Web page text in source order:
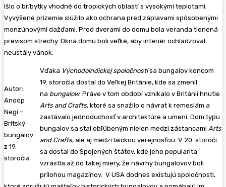
Išlo o bríbytky vhodné do tropických oblastí s vysokými teplotami.
Vyvýšené prízemie slúžilo ako ochrana pred záplavami spôsobenými
monzúnovými dažďami. Pred dverami do domu bola veranda tienená
previsom strechy. Okná domu boli veľké, aby interiér ochladzoval
neustály vánok.
Autor:
Anoop
Negi –
Britský
bungalov
z 19.
storočia
Vďaka Východoindickej spoločnostisa bungalov koncom
19. storočia dostal do Veľkej Británie, kde sa zmenil
na bungalow. Práve v tom období vznikalo v Británii hnutie
Arts and Crafts, ktoré sa snažilo o návrat k remeslám a
zastávalo jednoduchosť v architektúre a umení. Dom typu
bungalov sa stal obľúbeným nielen medzi zástancami Arts
and Crafts, ale aj medzi laickou verejnosťou. V 20. storočí
sa dostal do Spojených štátov, kde jeho popularita
vzrástla až do takej miery, že návrhy bungalovov boli
prílohou magazínov. V USA dodnes existujú spoločnosti,